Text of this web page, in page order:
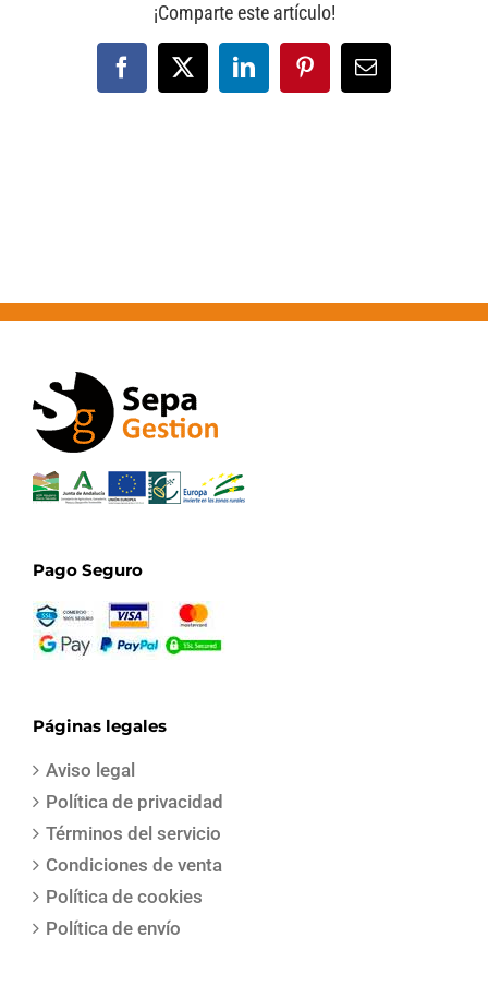
¡Comparte este artículo!
Facebook
X LinkedInPinterestCorreo
electrónico
Pago Seguro
Páginas legales
Aviso legal
Política de privacidad
Términos del servicio
Condiciones de venta
Política de cookies
Política de envío